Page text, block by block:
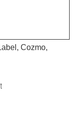
Cozmo,